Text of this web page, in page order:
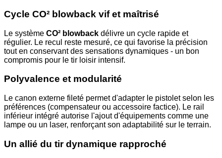
Cycle CO² blowback vif et maîtrisé
Le système CO² blowback délivre un cycle rapide et
régulier. Le recul reste mesuré, ce qui favorise la précision
tout en conservant des sensations dynamiques - un bon
compromis pour le tir loisir intensif.
Polyvalence et modularité
Le canon externe fileté permet d'adapter le pistolet selon les
préférences (compensateur ou accessoire factice). Le rail
inférieur intégré autorise l'ajout d'équipements comme une
lampe ou un laser, renforçant son adaptabilité sur le terrain.
Un allié du tir dynamique rapproché